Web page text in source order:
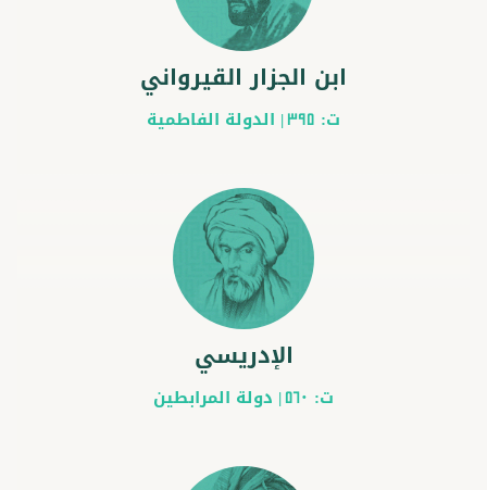
ابن الجزار القيرواني
ت: 395
| الدولة الفاطمية
الإدريسي
ت: 560
| دولة المرابطين